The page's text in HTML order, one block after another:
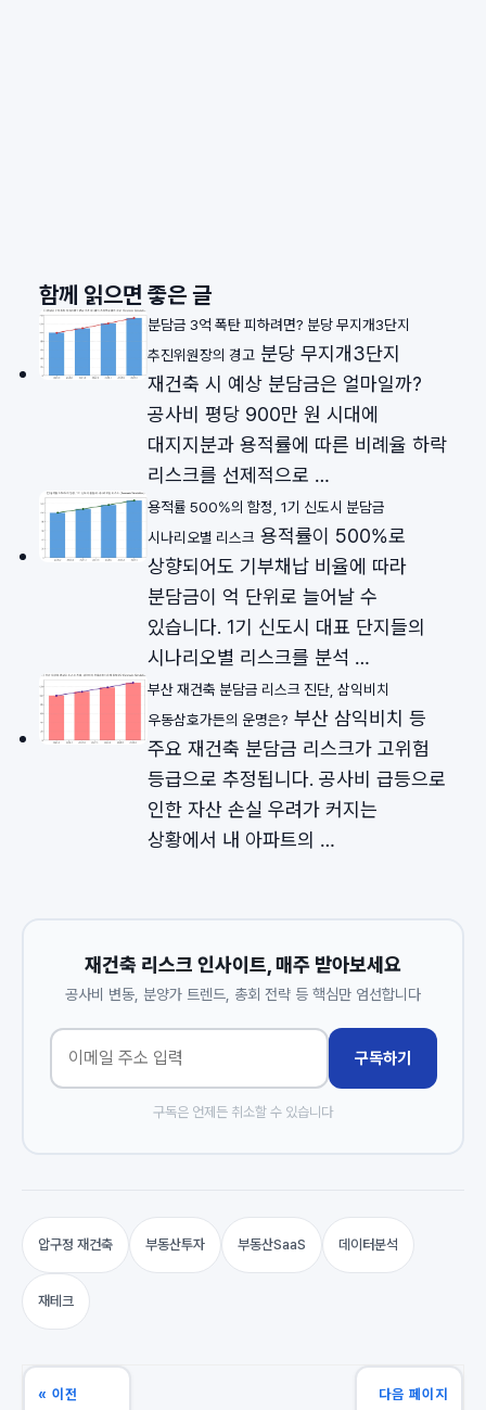
함께 읽으면 좋은 글
분담금 3억 폭탄 피하려면? 분당 무지개3단지
추진위원장의 경고 분당 무지개3단지
재건축 시 예상 분담금은 얼마일까?
공사비 평당 900만 원 시대에
대지지분과 용적률에 따른 비례율 하락
리스크를 선제적으로 …
용적률 500%의 함정, 1기 신도시 분담금
시나리오별 리스크 용적률이 500%로
상향되어도 기부채납 비율에 따라
분담금이 억 단위로 늘어날 수
있습니다. 1기 신도시 대표 단지들의
시나리오별 리스크를 분석 …
부산 재건축 분담금 리스크 진단, 삼익비치
우동삼호가든의 운명은? 부산 삼익비치 등
주요 재건축 분담금 리스크가 고위험
등급으로 추정됩니다. 공사비 급등으로
인한 자산 손실 우려가 커지는
상황에서 내 아파트의 …
재건축 리스크 인사이트, 매주 받아보세요
공사비 변동, 분양가 트렌드, 총회 전략 등 핵심만 엄선합니다
구독하기
구독은 언제든 취소할 수 있습니다
압구정 재건축 부동산투자 부동산SaaS 데이터분석
재테크
« 이전 다음 페이지